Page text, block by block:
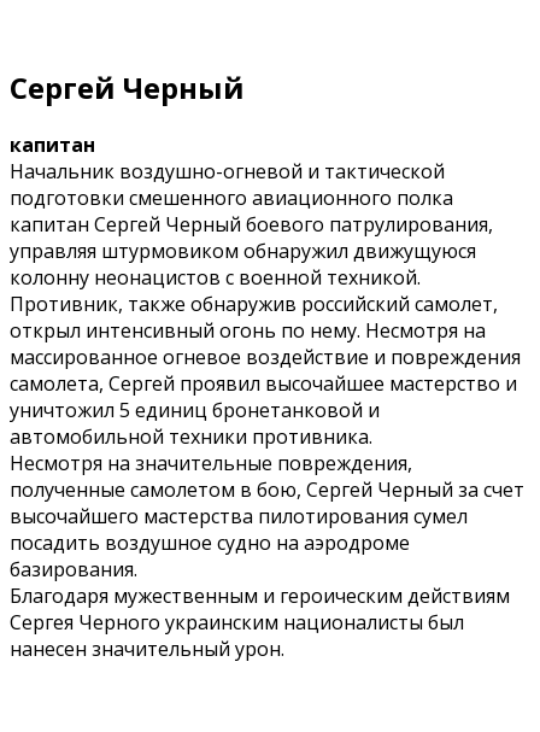
Сергей Черный
капитан
Начальник воздушно-огневой и тактической
подготовки смешенного авиационного полка
капитан Сергей Черный боевого патрулирования,
управляя штурмовиком обнаружил движущуюся
колонну неонацистов с военной техникой.
Противник, также обнаружив российский самолет,
открыл интенсивный огонь по нему. Несмотря на
массированное огневое воздействие и повреждения
самолета, Сергей проявил высочайшее мастерство и
уничтожил 5 единиц бронетанковой и
автомобильной техники противника.
Несмотря на значительные повреждения,
полученные самолетом в бою, Сергей Черный за счет
высочайшего мастерства пилотирования сумел
посадить воздушное судно на аэродроме
базирования.
Благодаря мужественным и героическим действиям
Сергея Черного украинским националисты был
нанесен значительный урон.